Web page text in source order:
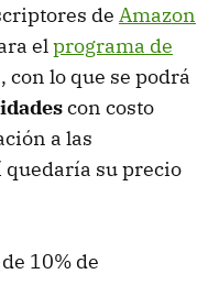
de Amazon
elprograma de
con lo que se podrá
con costo
a las
quedaría su precio
10% de